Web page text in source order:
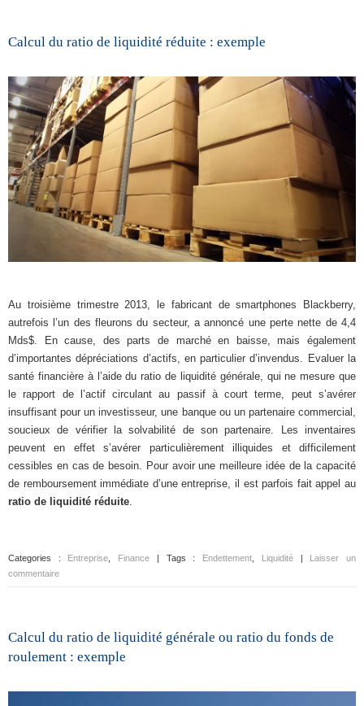
Calcul du ratio de liquidité réduite : exemple
Au troisième trimestre 2013, le fabricant de smartphones Blackberry,
autrefois l’un des fleurons du secteur, a annoncé une perte nette de 4,4
Mds$. En cause, des parts de marché en baisse, mais également
d’importantes dépréciations d’actifs, en particulier d’invendus. Evaluer la
santé financière à l’aide du ratio de liquidité générale, qui ne mesure que
le rapport de l’actif circulant au passif à court terme, peut s’avérer
insuffisant pour un investisseur, une banque ou un partenaire commercial,
soucieux de vérifier la solvabilité de son partenaire. Les inventaires
peuvent en effet s’avérer particulièrement illiquides et difficilement
cessibles en cas de besoin. Pour avoir une meilleure idée de la capacité
de remboursement immédiate d’une entreprise, il est parfois fait appel au
ratio de liquidité réduite.
Categories : Entreprise Finance | Tags : Endettement Liquidité|
Laisser un
commentaire
Calcul du ratio de liquidité générale ou ratio du fonds de
roulement : exemple